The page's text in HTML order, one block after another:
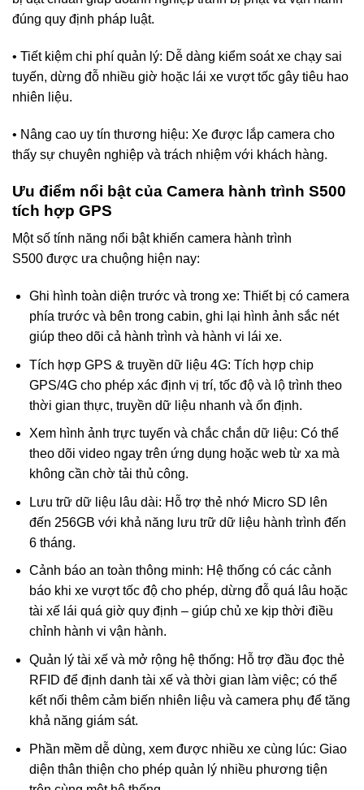
đúng quy định pháp luật.
• Tiết kiệm chi phí quản lý: Dễ dàng kiểm soát xe chạy sai
tuyến, dừng đỗ nhiều giờ hoặc lái xe vượt tốc gây tiêu hao
nhiên liệu.
• Nâng cao uy tín thương hiệu: Xe được lắp camera cho
thấy sự chuyên nghiệp và trách nhiệm với khách hàng.
Ưu điểm nổi bật của Camera hành trình S500
tích hợp GPS
Một số tính năng nổi bật khiến camera hành trình
S500 được ưa chuộng hiện nay:
Ghi hình toàn diện trước và trong xe: Thiết bị có camera
phía trước và bên trong cabin, ghi lại hình ảnh sắc nét
giúp theo dõi cả hành trình và hành vi lái xe.
Tích hợp GPS & truyền dữ liệu 4G: Tích hợp chip
GPS/4G cho phép xác định vị trí, tốc độ và lộ trình theo
thời gian thực, truyền dữ liệu nhanh và ổn định.
Xem hình ảnh trực tuyến và chắc chắn dữ liệu: Có thể
theo dõi video ngay trên ứng dụng hoặc web từ xa mà
không cần chờ tải thủ công.
Lưu trữ dữ liệu lâu dài: Hỗ trợ thẻ nhớ Micro SD lên
đến 256GB với khả năng lưu trữ dữ liệu hành trình đến
6 tháng.
Cảnh báo an toàn thông minh: Hệ thống có các cảnh
báo khi xe vượt tốc độ cho phép, dừng đỗ quá lâu hoặc
tài xế lái quá giờ quy định – giúp chủ xe kịp thời điều
chỉnh hành vi vận hành.
Quản lý tài xế và mở rộng hệ thống: Hỗ trợ đầu đọc thẻ
RFID để định danh tài xế và thời gian làm việc; có thể
kết nối thêm cảm biến nhiên liệu và camera phụ để tăng
khả năng giám sát.
Phần mềm dễ dùng, xem được nhiều xe cùng lúc: Giao
diện thân thiện cho phép quản lý nhiều phương tiện